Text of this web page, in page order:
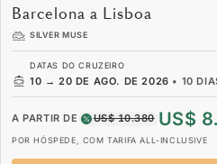
Barcelona a Lisboa
SILVER MUSE
DATAS DO CRUZEIRO
10 → 20 DE AGO. DE 2026 • 10
A PARTIR DE US$ 10.380 US$
POR HÓSPEDE, COM TARIFA ALL-INCLUSIVE